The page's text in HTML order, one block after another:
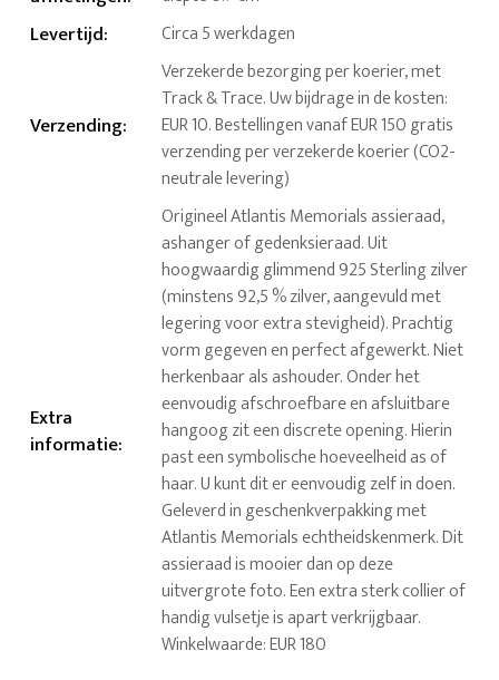
Levertijd: Circa 5 werkdagen
Verzending:
Verzekerde bezorging per koerier, met
Track & Trace. Uw bijdrage in de kosten:
EUR 10. Bestellingen vanaf EUR 150 gratis
verzending per verzekerde koerier (CO2-
neutrale levering)
Extra
informatie:
Origineel Atlantis Memorials assieraad,
ashanger of gedenksieraad. Uit
hoogwaardig glimmend 925 Sterling zilver
(minstens 92,5 % zilver, aangevuld met
legering voor extra stevigheid). Prachtig
vorm gegeven en perfect afgewerkt. Niet
herkenbaar als ashouder. Onder het
eenvoudig afschroefbare en afsluitbare
hangoog zit een discrete opening. Hierin
past een symbolische hoeveelheid as of
haar. U kunt dit er eenvoudig zelf in doen.
Geleverd in geschenkverpakking met
Atlantis Memorials echtheidskenmerk. Dit
assieraad is mooier dan op deze
uitvergrote foto. Een extra sterk collier of
handig vulsetje is apart verkrijgbaar.
Winkelwaarde: EUR 180